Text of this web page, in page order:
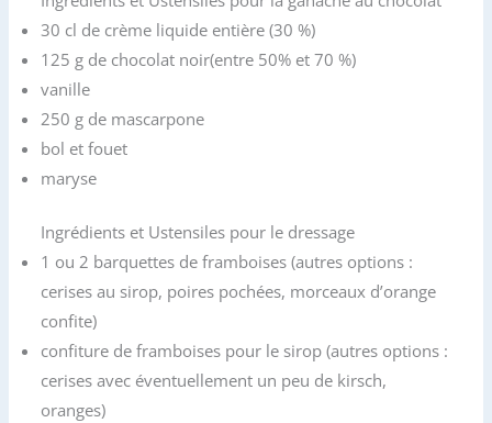
30 cl de crème liquide entière (30 %)
125 g de chocolat noir(entre 50% et 70 %)
vanille
250 g de mascarpone
bol et fouet
maryse
Ingrédients et Ustensiles pour le dressage
1 ou 2 barquettes de framboises (autres options :
cerises au sirop, poires pochées, morceaux d’orange
confite)
confiture de framboises pour le sirop (autres options :
cerises avec éventuellement un peu de kirsch,
oranges)